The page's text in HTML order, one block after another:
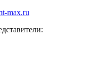
max.ru